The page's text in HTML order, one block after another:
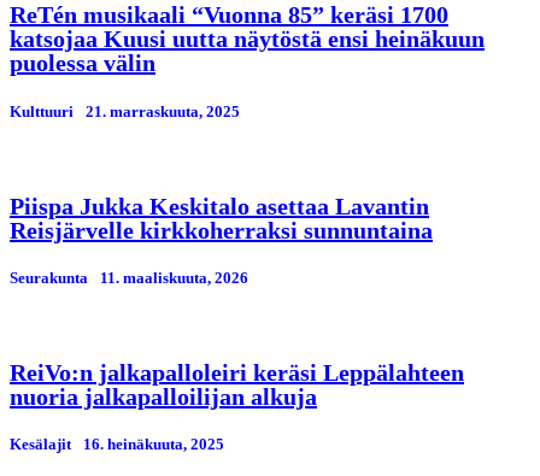
ReTén musikaali “Vuonna 85” keräsi 1700
katsojaa Kuusi uutta näytöstä ensi heinäkuun
puolessa välin
Kulttuuri 21. marraskuuta, 2025
Piispa Jukka Keskitalo asettaa Lavantin
Reisjärvelle kirkkoherraksi sunnuntaina
Seurakunta 11. maaliskuuta, 2026
ReiVo:n jalkapalloleiri keräsi Leppälahteen
nuoria jalkapalloilijan alkuja
Kesälajit 16. heinäkuuta, 2025